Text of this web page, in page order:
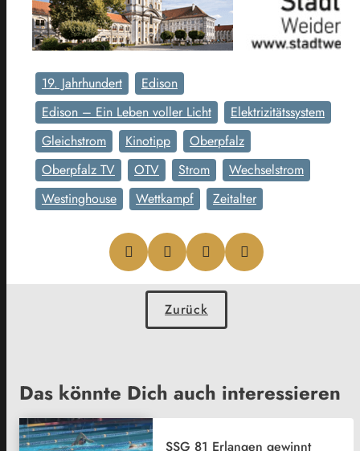
19. Jahrhundert
Edison
Edison – Ein Leben voller Licht
Elektrizitätssystem
Gleichstrom
Kinotipp
Oberpfalz
Oberpfalz TV
OTV Strom
Wechselstrom
Westinghouse
Wettkampf Zeitalter
Zurück
Das könnte Dich auch interessieren
SSG 81 Erlangen gewinnt